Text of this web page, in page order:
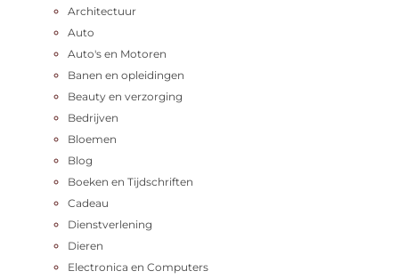
Architectuur
Auto
Auto's en Motoren
Banen en opleidingen
Beauty en verzorging
Bedrijven
Bloemen
Blog
Boeken en Tijdschriften
Cadeau
Dienstverlening
Dieren
Electronica en Computers